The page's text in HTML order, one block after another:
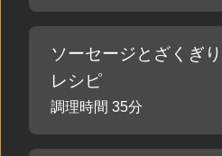
ソーセージとざくぎ
レシピ
調理時間 35分